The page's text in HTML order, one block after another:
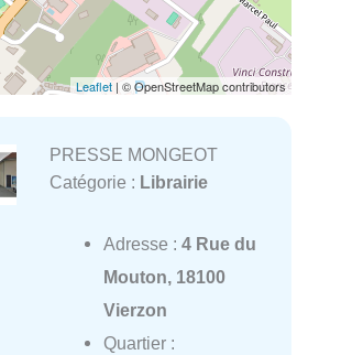
Leaflet | © OpenStreetMap contributors
PRESSE MONGEOT
Catégorie : Librairie
Adresse : 4 Rue du
Mouton, 18100
Vierzon
Quartier :